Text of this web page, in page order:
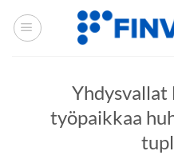
Siirry
sisältöön
Yhdysvallat
työpaikkaa